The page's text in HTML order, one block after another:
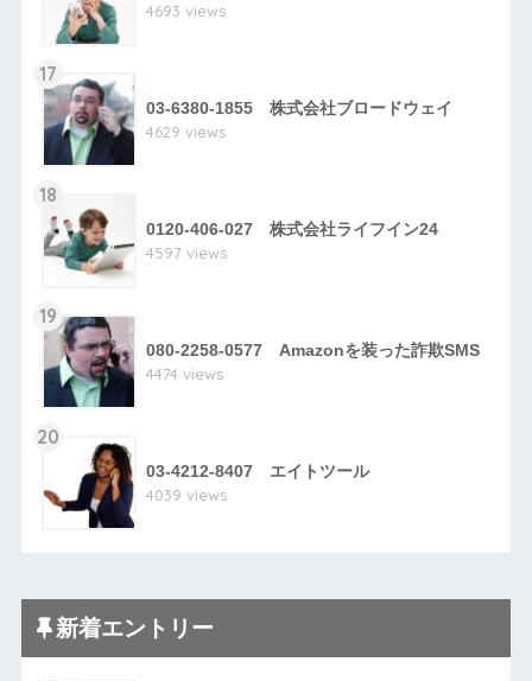
4693 views
17
03-6380-1855 株式会社ブロードウェイ
4629 views
18
0120-406-027 株式会社ライフイン24
4597 views
19
080-2258-0577 Amazonを装った詐欺SMS
4474 views
20
03-4212-8407 エイトツール
4039 views
新着エントリー